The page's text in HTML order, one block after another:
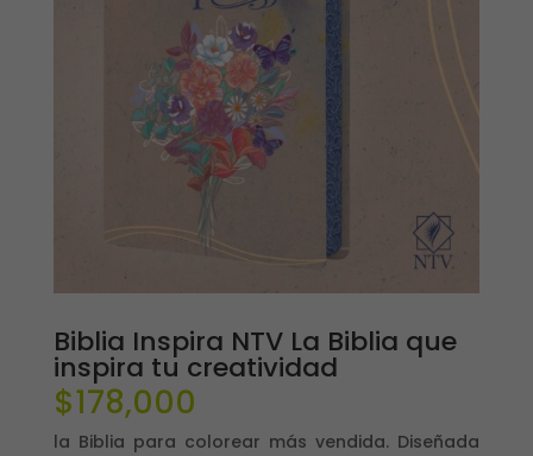
Biblia Inspira NTV La Biblia que
inspira tu creatividad
$178,000
la Biblia para colorear más vendida. Diseñada